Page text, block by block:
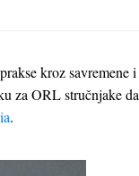
kroz savremene i
za ORL stručnjake da
.